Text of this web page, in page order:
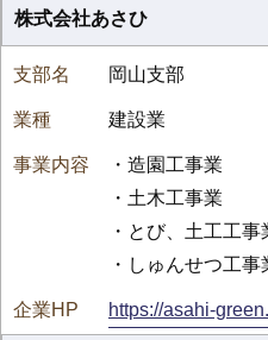
株式会社あさひ
岡山支部
建設業
・造園工事業
・土木工事業
・とび、土工工事
・しゅんせつ工事
https://asahi-